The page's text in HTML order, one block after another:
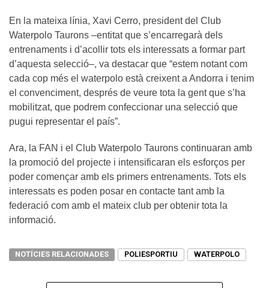
En la mateixa línia, Xavi Cerro, president del Club
Waterpolo Taurons –entitat que s’encarregarà dels
entrenaments i d’acollir tots els interessats a formar part
d’aquesta selecció–, va destacar que “estem notant com
cada cop més el waterpolo està creixent a Andorra i tenim
el convenciment, després de veure tota la gent que s’ha
mobilitzat, que podrem confeccionar una selecció que
pugui representar el país”.
Ara, la FAN i el Club Waterpolo Taurons continuaran amb
la promoció del projecte i intensificaran els esforços per
poder començar amb els primers entrenaments. Tots els
interessats es poden posar en contacte tant amb la
federació com amb el mateix club per obtenir tota la
informació.
NOTÍCIES RELACIONADES POLIESPORTIU WATERPOLO